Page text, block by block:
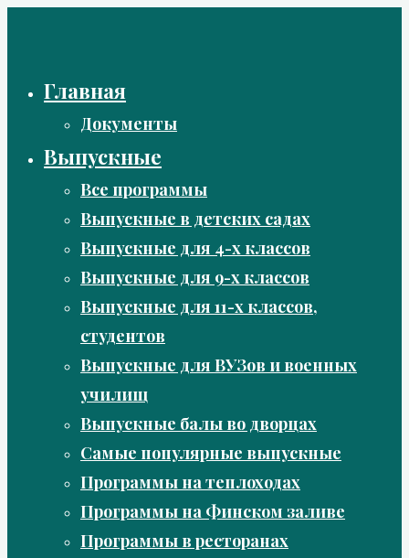
Главная
Документы
Выпускные
Все программы
Выпускные в детских садах
Выпускные для 4-х классов
Выпускные для 9-х классов
Выпускные для 11-х классов,
студентов
Выпускные для ВУЗов и военных
училищ
Выпускные балы во дворцах
Самые популярные выпускные
Программы на теплоходах
Программы на Финском заливе
Программы в ресторанах